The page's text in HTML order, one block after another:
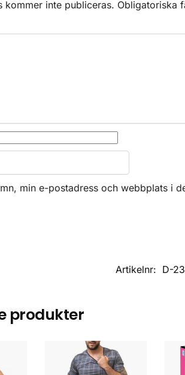
kommer inte publiceras. Obligatoriska
min e-postadress och webbplats i
Artikelnr: D-
produkter